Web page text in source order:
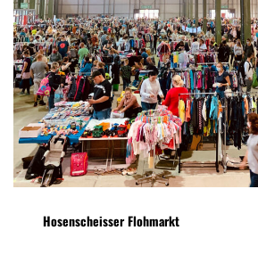
Hosenscheisser Flohmarkt